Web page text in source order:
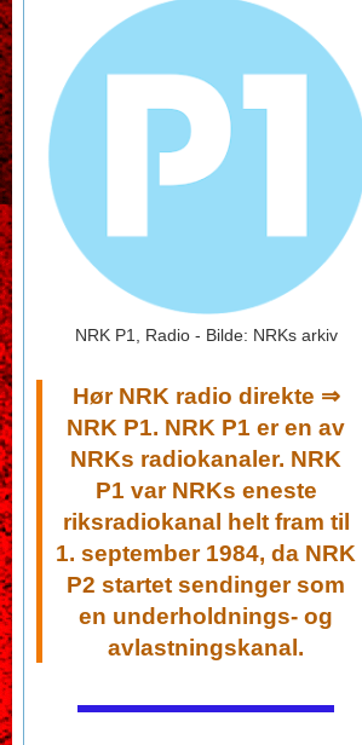
NRK P1, Radio - Bilde: NRKs arkiv
Hør NRK radio direkte ⇒
NRK P1. NRK P1 er en av
NRKs radiokanaler. NRK
P1 var NRKs eneste
riksradiokanal helt fram til
1. september 1984, da NRK
P2 startet sendinger som
en underholdnings- og
avlastningskanal.